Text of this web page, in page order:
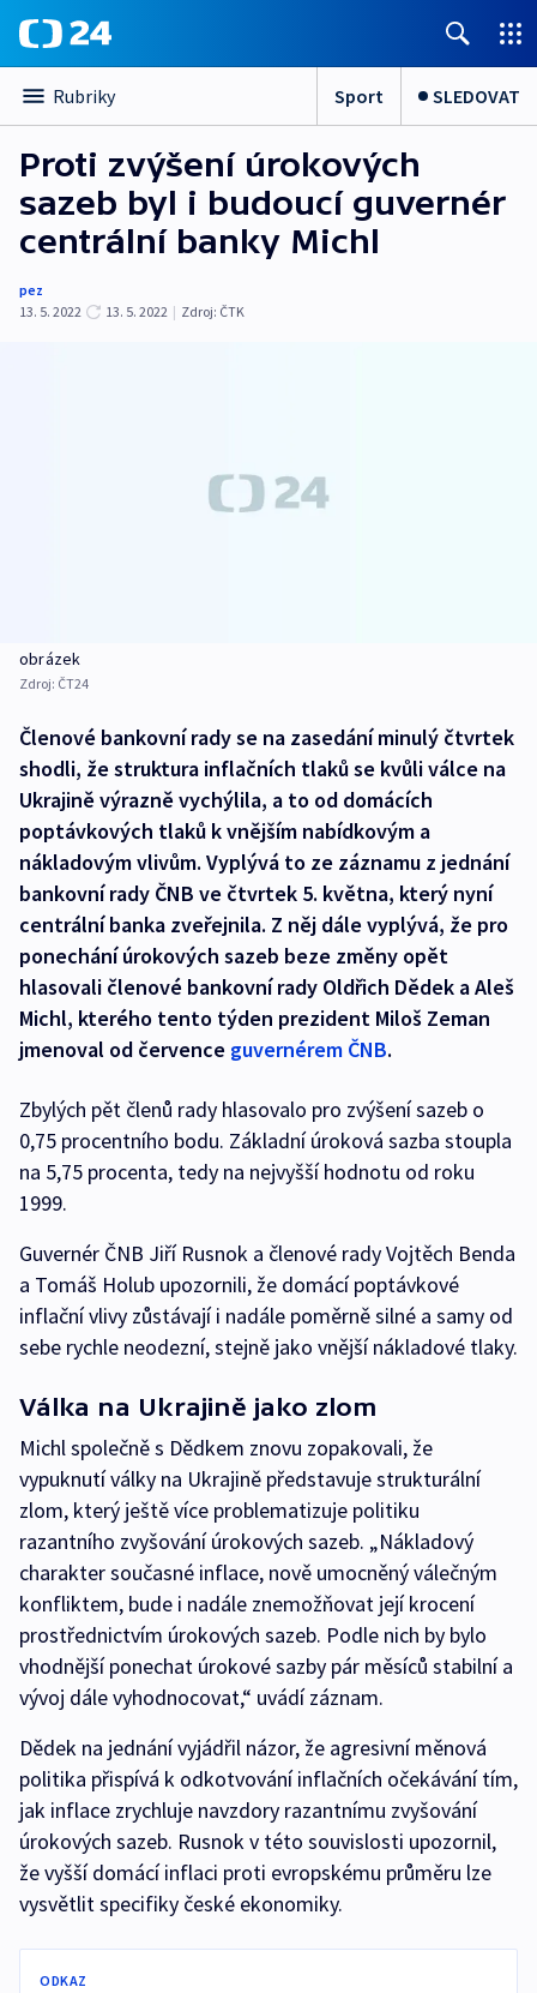
Rubriky Sport SLEDOVAT
Proti zvýšení úrokových
sazeb byl i budoucí guvernér
centrální banky Michl
pez
13. 5. 2022
13. 5. 2022 | Zdroj: ČTK
obrázek
Zdroj: ČT24
Členové bankovní rady se na zasedání minulý čtvrtek
shodli, že struktura inflačních tlaků se kvůli válce na
Ukrajině výrazně vychýlila, a to od domácích
poptávkových tlaků k vnějším nabídkovým a
nákladovým vlivům. Vyplývá to ze záznamu z jednání
bankovní rady ČNB ve čtvrtek 5. května, který nyní
centrální banka zveřejnila. Z něj dále vyplývá, že pro
ponechání úrokových sazeb beze změny opět
hlasovali členové bankovní rady Oldřich Dědek a Aleš
Michl, kterého tento týden prezident Miloš Zeman
jmenoval od července guvernérem ČNB.
Zbylých pět členů rady hlasovalo pro zvýšení sazeb o
0,75 procentního bodu. Základní úroková sazba stoupla
na 5,75 procenta, tedy na nejvyšší hodnotu od roku
1999.
Guvernér ČNB Jiří Rusnok a členové rady Vojtěch Benda
a Tomáš Holub upozornili, že domácí poptávkové
inflační vlivy zůstávají i nadále poměrně silné a samy od
sebe rychle neodezní, stejně jako vnější nákladové tlaky.
Válka na Ukrajině jako zlom
Michl společně s Dědkem znovu zopakovali, že
vypuknutí války na Ukrajině představuje strukturální
zlom, který ještě více problematizuje politiku
razantního zvyšování úrokových sazeb. „Nákladový
charakter současné inflace, nově umocněný válečným
konfliktem, bude i nadále znemožňovat její krocení
prostřednictvím úrokových sazeb. Podle nich by bylo
vhodnější ponechat úrokové sazby pár měsíců stabilní a
vývoj dále vyhodnocovat,“ uvádí záznam.
Dědek na jednání vyjádřil názor, že agresivní měnová
politika přispívá k odkotvování inflačních očekávání tím,
jak inflace zrychluje navzdory razantnímu zvyšování
úrokových sazeb. Rusnok v této souvislosti upozornil,
že vyšší domácí inflaci proti evropskému průměru lze
vysvětlit specifiky české ekonomiky.
ODKAZ